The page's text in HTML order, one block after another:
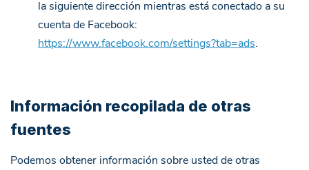
la siguiente dirección mientras está conectado a su
cuenta de Facebook:
https://www.facebook.com/settings?tab=ads.
Información recopilada de otras
fuentes
Podemos obtener información sobre usted de otras